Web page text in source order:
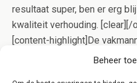
Beheer
resultaat super, ben er erg
kwaliteit verhouding. [clear][/
[content-highlight]De
Hoofddorp gaan op